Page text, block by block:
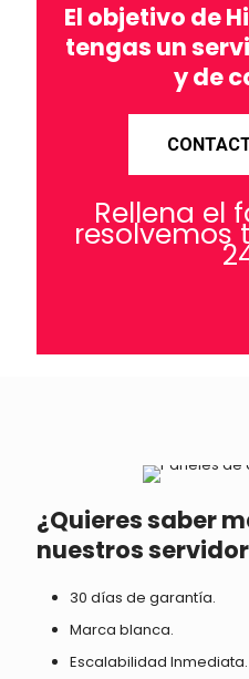
El objetivo de
tengas un
y de
Rellena el
resolvemos
¿Quieres saber
nuestros
30 días de garantía.
Marca blanca.
Escalabilidad Inmediata.